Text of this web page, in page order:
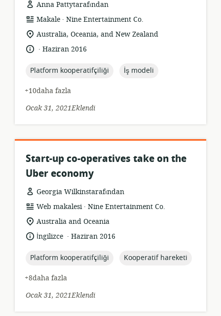
Anna Pattytarafından
Kaynak
formatı:
Makale .
yayıncı:
Nine Entertainment Co.
Uygunluk
konumu:
Australia, Oceania, and New Zealand
Dil: .
YayınHaziran 2016
topic:
Platform kooperatifçiliği topic:
İş modeli
+10daha fazla
Ocak 31, 2021Eklendi
Start-up co-operatives take on the
Uber economy
Georgia Wilkinstarafından
Kaynak
formatı:
Web makalesi .
yayıncı:
Nine Entertainment Co.
Uygunluk
konumu:
Australia and Oceania
Dil: İngilizce .
YayınHaziran 2016
topic:
Platform kooperatifçiliği topic:
Kooperatif hareketi
+8daha fazla
Ocak 31, 2021Eklendi